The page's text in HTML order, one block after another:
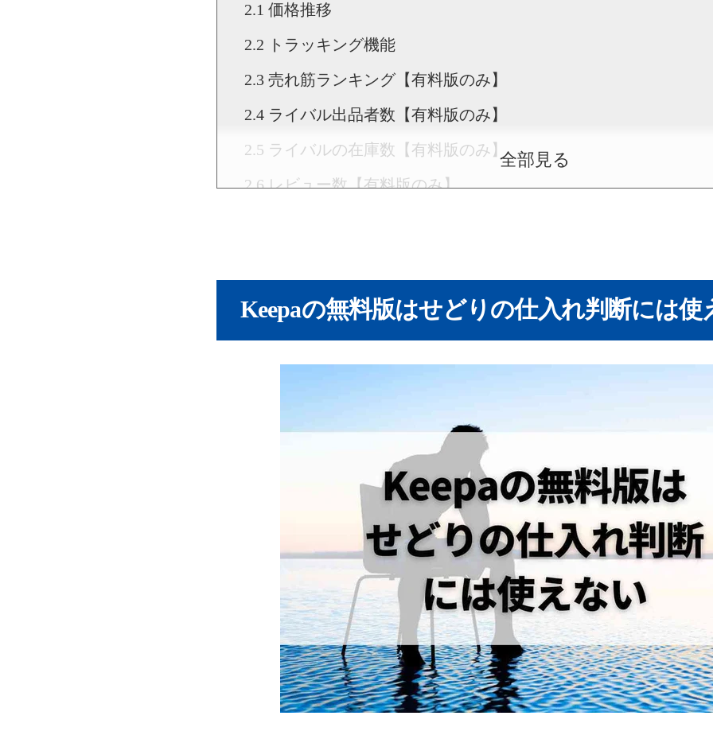
価格推移
トラッキング機能
売れ筋ランキング【有料版のみ】
ライバル出品者数【有料版のみ】
ライバルの在庫数【有料版のみ】
レビュー数【有料版のみ】
Keepa有料版の月額・年額料金は日割りでいくら？
Keepa無料版は機能が限定的！せどりには有料版がおすすめ！
全部見る
Keepaの無料版はせどりの仕入れ判断には使